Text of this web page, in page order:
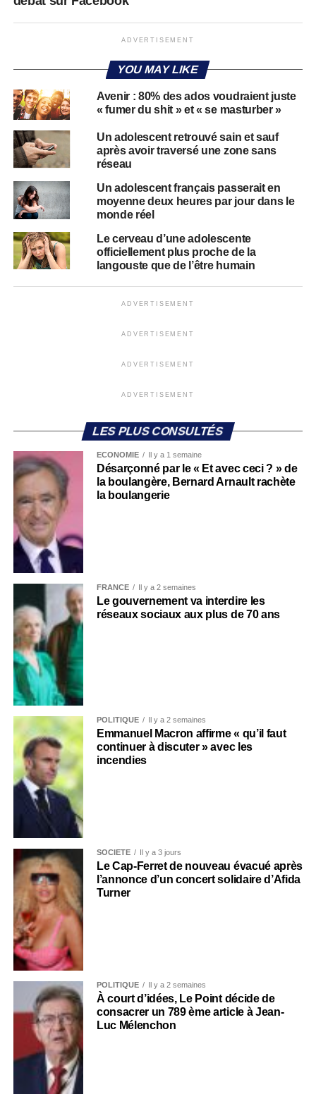
ADVERTISEMENT
YOU MAY LIKE
Avenir : 80% des ados voudraient juste
« fumer du shit » et « se masturber »
Un adolescent retrouvé sain et sauf
après avoir traversé une zone sans
réseau
Un adolescent français passerait en
moyenne deux heures par jour dans le
monde réel
Le cerveau d’une adolescente
officiellement plus proche de la
langouste que de l’être humain
ADVERTISEMENT
ADVERTISEMENT
ADVERTISEMENT
ADVERTISEMENT
LES PLUS CONSULTÉS
ECONOMIE Il y a 1 semaine
Désarçonné par le « Et avec ceci ? » de
la boulangère, Bernard Arnault rachète
la boulangerie
FRANCE Il y a 2 semaines
Le gouvernement va interdire les
réseaux sociaux aux plus de 70 ans
POLITIQUE Il y a 2 semaines
Emmanuel Macron affirme « qu’il faut
continuer à discuter » avec les
incendies
SOCIÉTÉ Il y a 3 jours
Le Cap-Ferret de nouveau évacué après
l’annonce d’un concert solidaire d’Afida
Turner
POLITIQUE Il y a 2 semaines
À court d’idées, Le Point décide de
consacrer un 789 ème article à Jean-
Luc Mélenchon